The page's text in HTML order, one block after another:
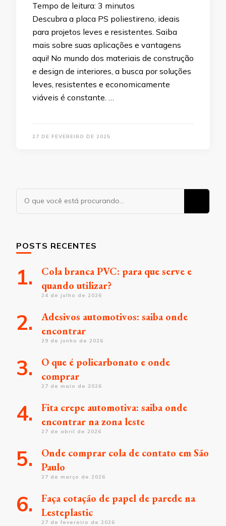
Tempo de leitura: 3 minutos
Descubra a placa PS poliestireno, ideais
para projetos leves e resistentes. Saiba
mais sobre suas aplicações e vantagens
aqui! No mundo dos materiais de construção
e design de interiores, a busca por soluções
leves, resistentes e economicamente
viáveis ​​é constante. …
27 DE FEVEREIRO DE 2025
Procurando
POSTS RECENTES
Cola branca PVC: para que serve e
quando utilizar?
24 de julho de 2026
Adesivos automotivos: saiba onde
encontrar
29 de junho de 2026
O que é policarbonato e onde
comprar
27 de maio de 2026
Fita crepe automotiva: saiba onde
encontrar na zona leste
27 de abril de 2026
Onde comprar cola de contato em São
Paulo
27 de março de 2026
Faça cotação de papel de parede na
Lesteplastic
27 de fevereiro de 2026